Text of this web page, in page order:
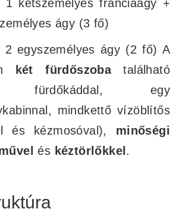
1 kétszemélyes franciaágy +
ágy (3 fő)
2 egyszemélyes ágy (2 fő) A
két fürdőszobatalálható
fürdőkáddal, egy
mindkettő vízöblítős
és kézmosóval), minőségi
és kéztörlőkkel .